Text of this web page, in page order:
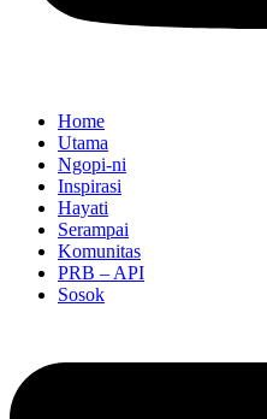
Home
Utama
Ngopi-ni
Inspirasi
Hayati
Serampai
Komunitas
PRB – API
Sosok